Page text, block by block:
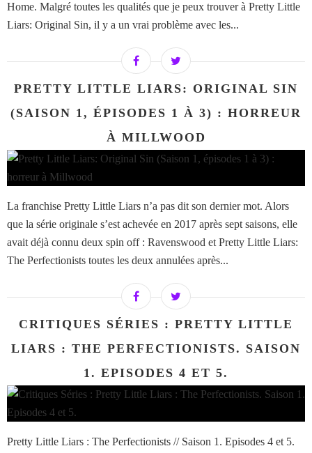
Home. Malgré toutes les qualités que je peux trouver à Pretty Little
Liars: Original Sin, il y a un vrai problème avec les...
PRETTY LITTLE LIARS: ORIGINAL SIN
(SAISON 1, ÉPISODES 1 À 3) : HORREUR
À MILLWOOD
La franchise Pretty Little Liars n’a pas dit son dernier mot. Alors
que la série originale s’est achevée en 2017 après sept saisons, elle
avait déjà connu deux spin off : Ravenswood et Pretty Little Liars:
The Perfectionists toutes les deux annulées après...
CRITIQUES SÉRIES : PRETTY LITTLE
LIARS : THE PERFECTIONISTS. SAISON
1. EPISODES 4 ET 5.
Pretty Little Liars : The Perfectionists // Saison 1. Episodes 4 et 5.